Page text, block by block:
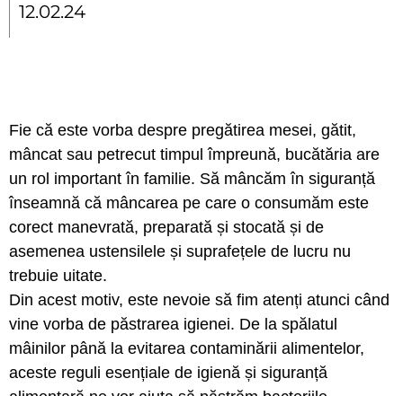
12.02.24
Fie că este vorba despre pregătirea mesei, gătit,
mâncat sau petrecut timpul împreună, bucătăria are
un rol important în familie. Să mâncăm în siguranță
înseamnă că mâncarea pe care o consumăm este
corect manevrată, preparată și stocată și de
asemenea ustensilele și suprafețele de lucru nu
trebuie uitate.
Din acest motiv, este nevoie să fim atenți atunci când
vine vorba de păstrarea igienei. De la spălatul
mâinilor până la evitarea contaminării alimentelor,
aceste reguli esențiale de igienă și siguranță